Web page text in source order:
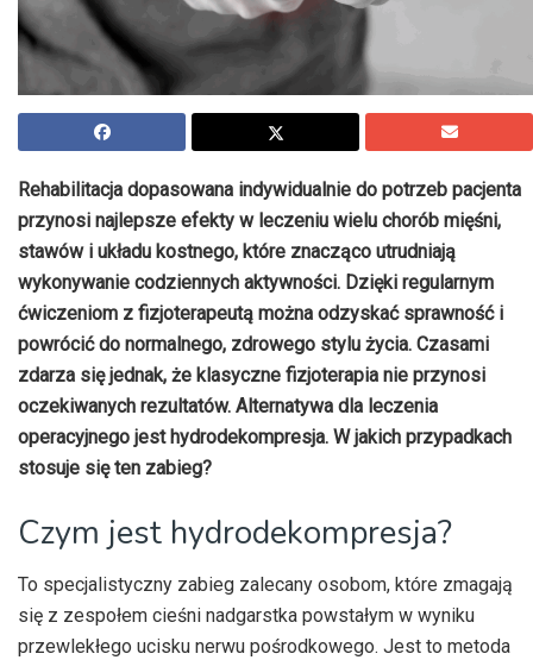
Rehabilitacja dopasowana indywidualnie do potrzeb pacjenta
przynosi najlepsze efekty w leczeniu wielu chorób mięśni,
stawów i układu kostnego, które znacząco utrudniają
wykonywanie codziennych aktywności. Dzięki regularnym
ćwiczeniom z fizjoterapeutą można odzyskać sprawność i
powrócić do normalnego, zdrowego stylu życia. Czasami
zdarza się jednak, że klasyczne fizjoterapia nie przynosi
oczekiwanych rezultatów. Alternatywa dla leczenia
operacyjnego jest hydrodekompresja. W jakich przypadkach
stosuje się ten zabieg?
Czym jest hydrodekompresja?
To specjalistyczny zabieg zalecany osobom, które zmagają
się z zespołem cieśni nadgarstka powstałym w wyniku
przewlekłego ucisku nerwu pośrodkowego. Jest to metoda